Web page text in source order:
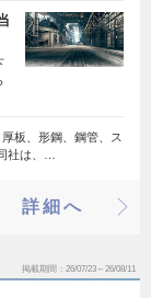
板、形鋼、鋼管、ス
社は、…
詳細へ
掲載期間 26/07/23～26/08/11